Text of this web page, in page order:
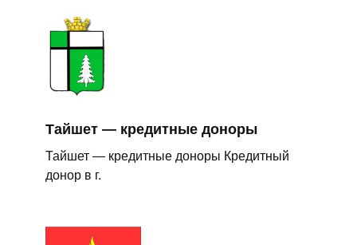
Тайшет — кредитные доноры
Тайшет — кредитные доноры Кредитный
донор в г.